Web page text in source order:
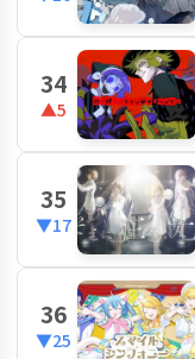
34
▲5
35
▼17
36
▼25